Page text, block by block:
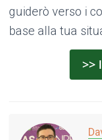
guiderò verso i
base alla tua
>>